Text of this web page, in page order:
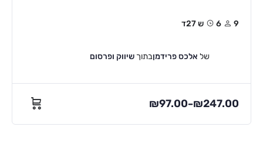
9 6ש 27ד
של אלכס פרידמןבתוך שיווק ופרסום
₪97.00–₪247.00